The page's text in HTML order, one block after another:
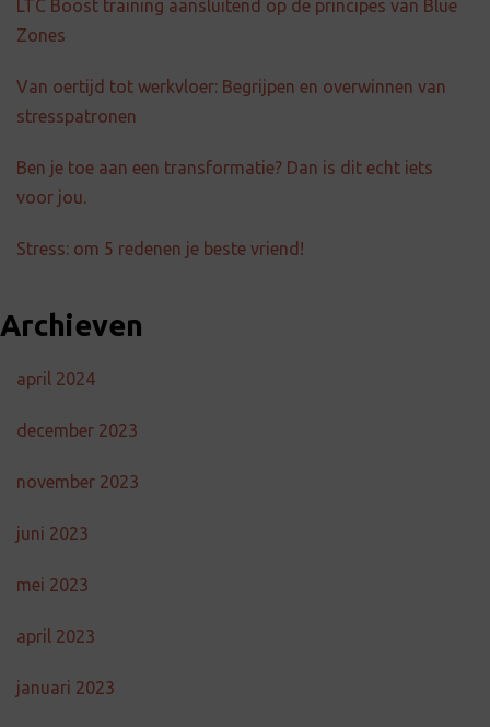
LTC Boost training aansluitend op de principes van Blue
Zones
Van oertijd tot werkvloer: Begrijpen en overwinnen van
stresspatronen
Ben je toe aan een transformatie? Dan is dit echt iets
voor jou.
Stress: om 5 redenen je beste vriend!
Archieven
april 2024
december 2023
november 2023
juni 2023
mei 2023
april 2023
januari 2023